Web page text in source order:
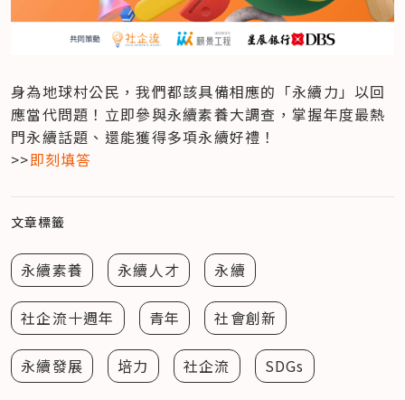
身為地球村公民，我們都該具備相應的「永續力」以回
應當代問題！立即參與永續素養大調查，掌握年度最熱
門永續話題、還能獲得多項永續好禮！
>>即刻填答
文章標籤
永續素養 永續人才 永續
社企流十週年 青年 社會創新
永續發展 培力 社企流 SDGs